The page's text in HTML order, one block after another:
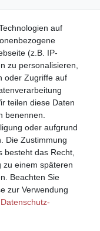
auf
(z.B. IP-
zu personalisieren,
oder Zugriffe auf
teilen diese Daten
benennen.
oder aufgrund
Die Zustimmung
besteht das Recht,
zu einem späteren
Beachten Sie
zur Verwendung
Daten­schutz­